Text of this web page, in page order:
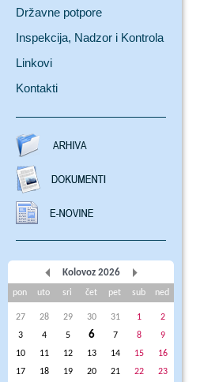
Državne potpore
Inspekcija, Nadzor i Kontrola
Linkovi
Kontakti
Kolovoz 2026
pon uto sri čet pet sub ned
27 28 29 30 31 1
2
3
4 5 6 7 8
9
10
11 12 13 14 15
16
17
18 19 20 21 22
23